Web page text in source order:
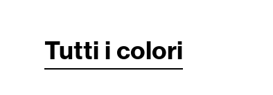
Tutti i colori